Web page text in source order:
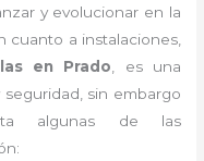
y evolucionar en la
cuanto a instalaciones,
en Prado , es una
sin embargo
algunas de las